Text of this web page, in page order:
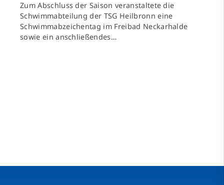
Zum Abschluss der Saison veranstaltete die
Schwimmabteilung der TSG Heilbronn eine
Schwimmabzeichentag im Freibad Neckarhalde
sowie ein anschließendes…